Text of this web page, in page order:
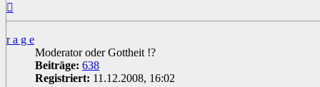
r a g e
Moderator oder Gottheit !?
Beiträge: 638
Registriert: 11.12.2008, 16:02